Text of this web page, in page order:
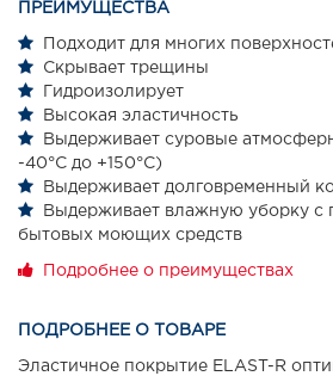
ПРЕИМУЩЕСТВА
Подходит для многих
Скрывает трещины
Гидроизолирует
Высокая эластичность
Выдерживает суровые
-40°С до +150°С)
Выдерживает долговременный
Выдерживает влажную уборку с
бытовых моющих средств
Подробнее о преимуществах
ПОДРОБНЕЕ О ТОВАРЕ
Эластичное покрытие ELAST-R